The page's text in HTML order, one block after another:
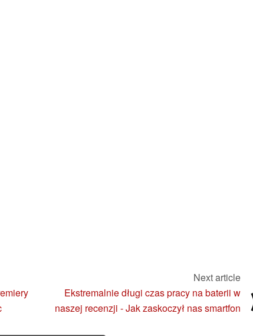
Next article
Ekstremalnie długi czas pracy na baterii w
naszej recenzji - Jak zaskoczył nas smartfon